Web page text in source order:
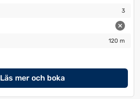
3
120 m
Läs mer och boka